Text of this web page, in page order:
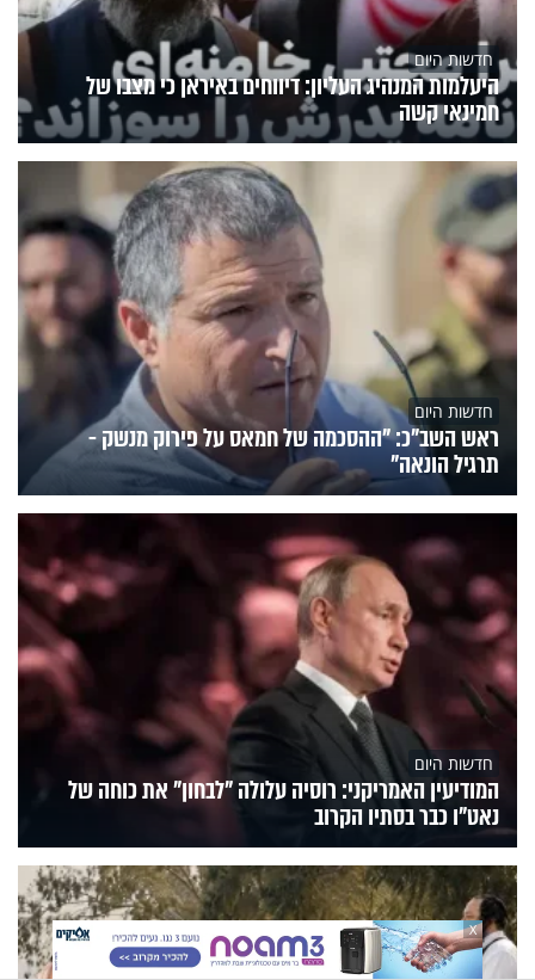
חדשות היום
היעלמות המנהיג העליון: דיווחים באיראן כי מצבו של
חמינאי קשה
חדשות היום
ראש השב"כ: "ההסכמה של חמאס על פירוק מנשק -
תרגיל הונאה"
חדשות היום
המודיעין האמריקני: רוסיה עלולה "לבחון" את כוחה של
נאט"ו כבר בסתיו הקרוב
X